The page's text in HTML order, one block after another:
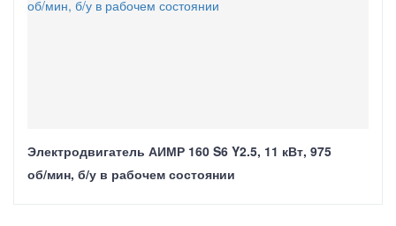
Электродвигатель АИМР 160 S6 Y2.5, 11 кВт, 975
об/мин, б/у в рабочем состоянии